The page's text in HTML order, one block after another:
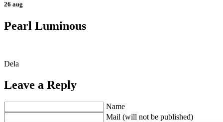
26 aug
Pearl Luminous
Dela
Leave a Reply
Name
Mail (will not be published)